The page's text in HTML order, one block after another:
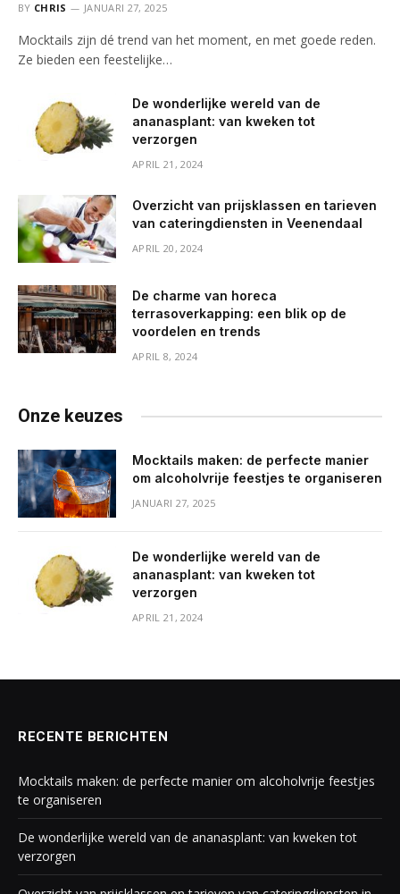
BY CHRIS JANUARI 27, 2025
Mocktails zijn dé trend van het moment, en met goede reden.
Ze bieden een feestelijke…
De wonderlijke wereld van de
ananasplant: van kweken tot
verzorgen
APRIL 21, 2024
Overzicht van prijsklassen en tarieven
van cateringdiensten in Veenendaal
APRIL 20, 2024
De charme van horeca
terrasoverkapping: een blik op de
voordelen en trends
APRIL 8, 2024
Onze keuzes
Mocktails maken: de perfecte manier
om alcoholvrije feestjes te organiseren
JANUARI 27, 2025
De wonderlijke wereld van de
ananasplant: van kweken tot
verzorgen
APRIL 21, 2024
RECENTE BERICHTEN
Mocktails maken: de perfecte manier om alcoholvrije feestjes
te organiseren
De wonderlijke wereld van de ananasplant: van kweken tot
verzorgen